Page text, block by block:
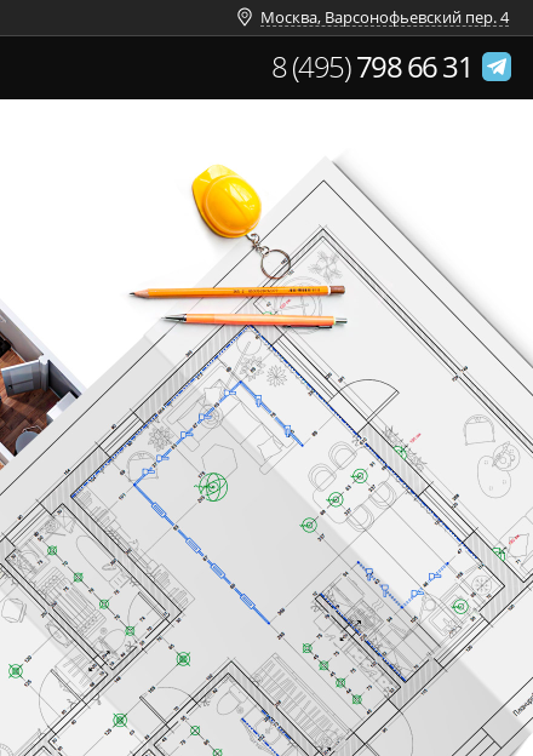
Москва, Варсонофьевский пер. 4
8 (495)798 66 31